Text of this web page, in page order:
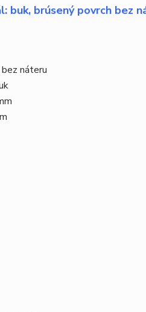
buk, brúsený povrch bez
náteru